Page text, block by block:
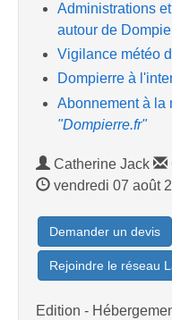
Administrations
autour de
Vigilance météo
Dompierre à
Abonnement à la
"Dompierre.fr"
Catherine Jack
vendredi 07 août
Demander un devis
Rejoindre le réseau
Edition -